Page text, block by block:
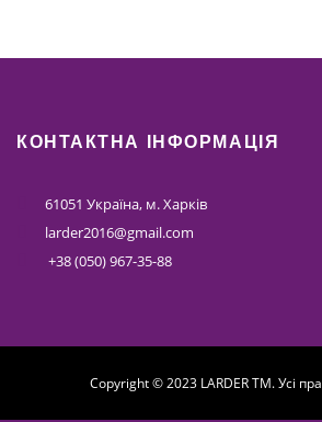
КОНТАКТНА ІНФОРМАЦІЯ
61051 Україна, м. Харків
larder2016@gmail.com
+38 (050) 967-35-88
Copyright © 2023 LARDER TM. Усі